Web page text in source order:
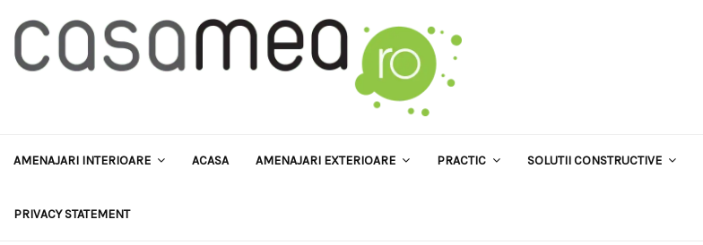
AMENAJARI INTERIOARE ACASA AMENAJARI EXTERIOARE PRACTIC SOLUTII CONSTRUCTIVE
PRIVACY STATEMENT